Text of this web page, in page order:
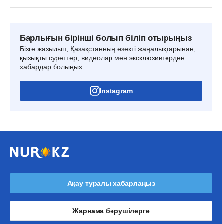
Барлығын бірінші болып біліп отырыңыз
Бізге жазылып, Қазақстанның өзекті жаңалықтарынан,
қызықты суреттер, видеолар мен эксклюзивтерден
хабардар болыңыз.
Instagram
Ақау туралы хабарлаңыз
Жарнама берушілерге